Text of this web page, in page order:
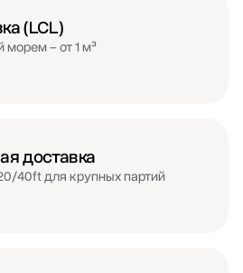
(LCL)
– от 1 м³
доставка
40ft для крупных партий